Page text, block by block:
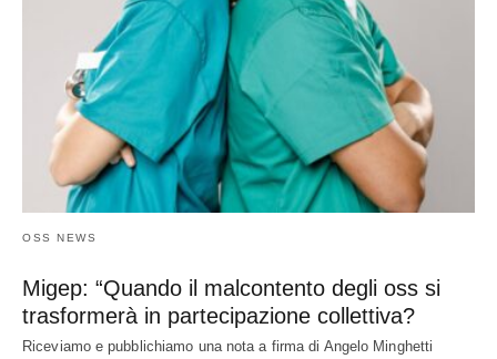
OSS NEWS
Migep: “Quando il malcontento degli oss si
trasformerà in partecipazione collettiva?
Riceviamo e pubblichiamo una nota a firma di Angelo Minghetti